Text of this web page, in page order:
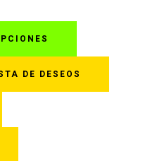
múltiples
variantes.
DE DESEOS